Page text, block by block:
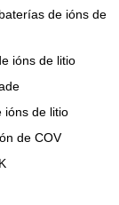
de ións de
ións de litio
ións de litio
de COV